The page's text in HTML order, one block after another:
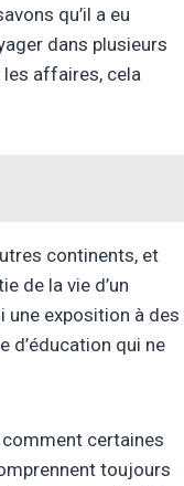
qu’il a eu
dans plusieurs
les affaires, cela
continents, et
de la vie d’un
une exposition à des
d’éducation qui ne
certaines
toujours